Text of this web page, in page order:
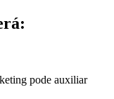
pode auxiliar